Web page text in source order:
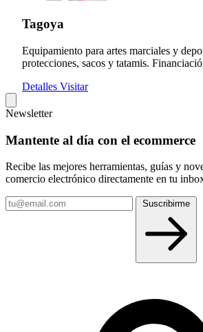
Tagoya
Equipamiento para artes marciales y
protecciones, sacos y tatamis.
Detalles Visitar
Newsletter
Mantente al día con el ecommerce
Recibe las mejores herramientas, guías y
comercio electrónico directamente en tu
Tu
email
Suscribirme